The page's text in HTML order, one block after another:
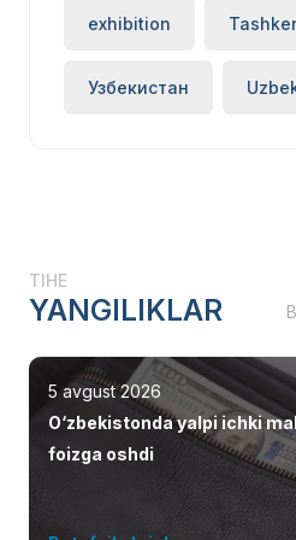
exhibition
Узбекистан
TIHE
YANGILIKLAR
5 avgust 2026
O‘zbekistonda yalpi ichki
foizga oshdi